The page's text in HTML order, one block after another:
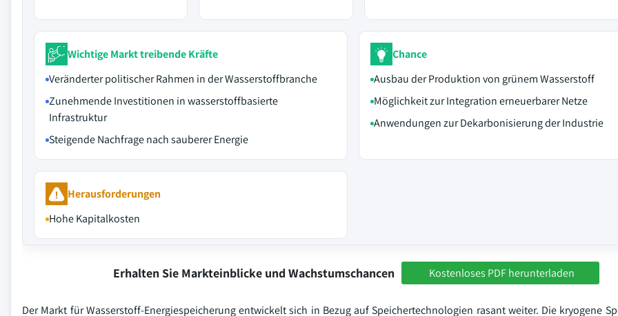
Wichtige Markt treibende Kräfte
Veränderter politischer Rahmen in der Wasserstoffbranche
Zunehmende Investitionen in wasserstoffbasierte
Infrastruktur
Steigende Nachfrage nach sauberer Energie
Chance
Ausbau der Produktion von grünem Wasserstoff
Möglichkeit zur Integration erneuerbarer Netze
Anwendungen zur Dekarbonisierung der Industrie
Herausforderungen
Hohe Kapitalkosten
Erhalten Sie Markteinblicke und Wachstumschancen Kostenloses PDF herunterladen
Der Markt für Wasserstoff-Energiespeicherung entwickelt sich in Bezug auf Speichertechnologien rasant weiter. Die kryogene